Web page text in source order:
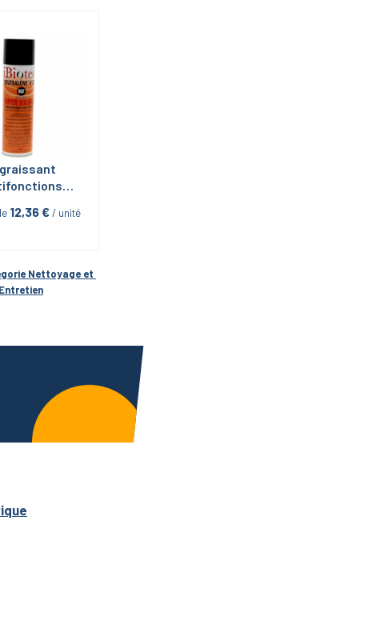
de 400
12,36 € / unité
Nettoyage et
Entretien